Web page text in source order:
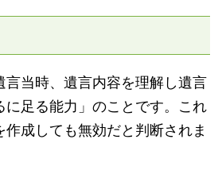
言当時、遺言内容を理解し遺言
に足る能力」のことです。これ
作成しても無効だと判断されま